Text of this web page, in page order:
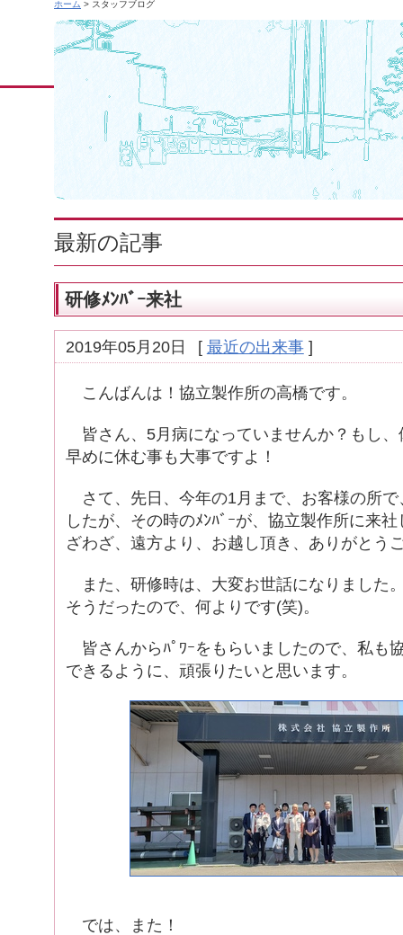
ホーム > スタッフブログ
最新の記事
研修ﾒﾝﾊﾞｰ来社
2019年05月20日 [ 最近の出来事]
こんばんは！協立製作所の高橋です。
皆さん、5月病になっていませんか？もし、
早めに休む事も大事ですよ！
さて、先日、今年の1月まで、お客様の所で
したが、その時のﾒﾝﾊﾞｰが、協立製作所に来
ざわざ、遠方より、お越し頂き、ありがとう
また、研修時は、大変お世話になりました
そうだったので、何よりです(笑)。
皆さんからﾊﾟﾜｰをもらいましたので、私も
できるように、頑張りたいと思います。
では、また！